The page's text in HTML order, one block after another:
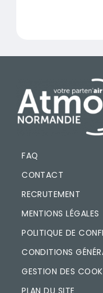
PIED DE PAGE
FAQ
CONTACT
RECRUTEMENT
MENTIONS LÉGALES
POLITIQUE DE
CONDITIONS
GESTION DES
PLAN DU SITE